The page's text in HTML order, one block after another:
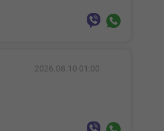
2026.08.10 01:00